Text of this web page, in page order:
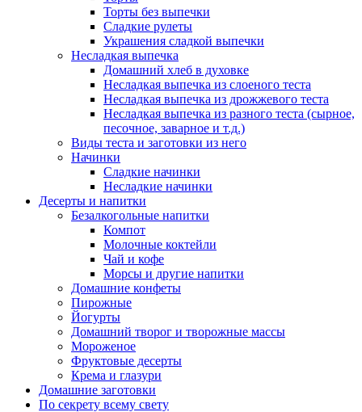
Торты без выпечки
Сладкие рулеты
Украшения сладкой выпечки
Несладкая выпечка
Домашний хлеб в духовке
Несладкая выпечка из слоеного теста
Несладкая выпечка из дрожжевого теста
Несладкая выпечка из разного теста (сырное,
песочное, заварное и т.д.)
Виды теста и заготовки из него
Начинки
Сладкие начинки
Несладкие начинки
Десерты и напитки
Безалкогольные напитки
Компот
Молочные коктейли
Чай и кофе
Морсы и другие напитки
Домашние конфеты
Пирожные
Йогурты
Домашний творог и творожные массы
Мороженое
Фруктовые десерты
Крема и глазури
Домашние заготовки
По секрету всему свету